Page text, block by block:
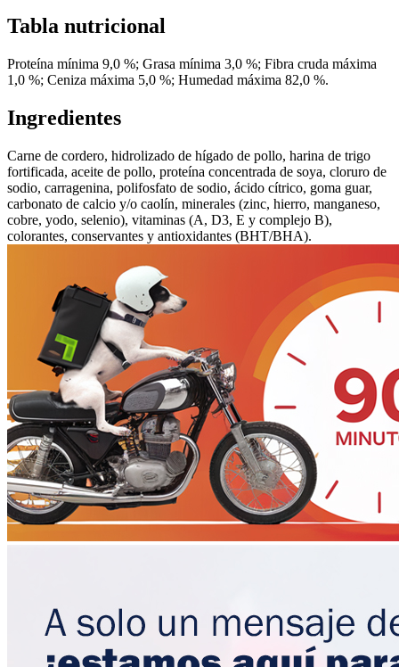
Tabla nutricional
Proteína mínima 9,0 %; Grasa mínima 3,0 %; Fibra cruda máxima
1,0 %; Ceniza máxima 5,0 %; Humedad máxima 82,0 %.
Ingredientes
Carne de cordero, hidrolizado de hígado de pollo, harina de trigo
fortificada, aceite de pollo, proteína concentrada de soya, cloruro de
sodio, carragenina, polifosfato de sodio, ácido cítrico, goma guar,
carbonato de calcio y/o caolín, minerales (zinc, hierro, manganeso,
cobre, yodo, selenio), vitaminas (A, D3, E y complejo B),
colorantes, conservantes y antioxidantes (BHT/BHA).